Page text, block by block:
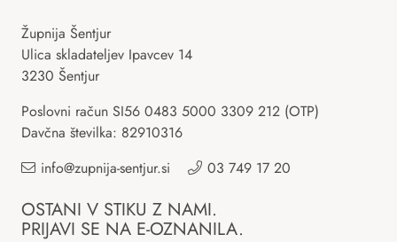
Župnija Šentjur
Ulica skladateljev Ipavcev 14
3230 Šentjur
Poslovni račun SI56 0483 5000 3309 212 (OTP)
Davčna številka: 82910316
info@zupnija-sentjur.si
03 749 17 20
OSTANI V STIKU Z NAMI.
PRIJAVI SE NA E-OZNANILA.